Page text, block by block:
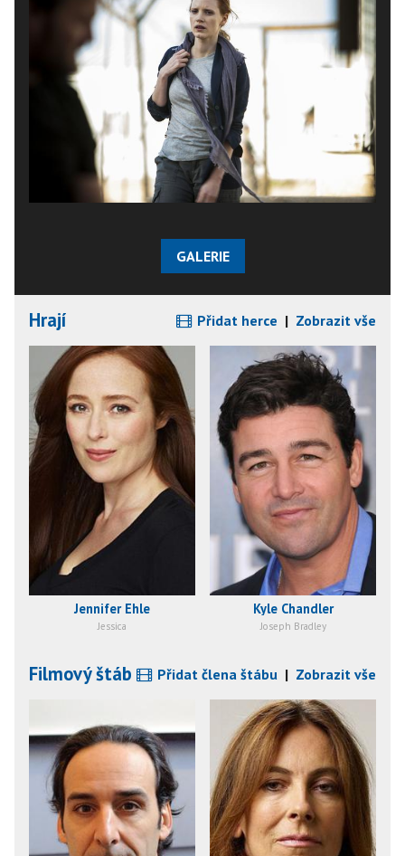
GALERIE
Hrají Přidat herce | Zobrazit vše
Jennifer Ehle
Jessica
Kyle Chandler
Joseph Bradley
Filmový štáb Přidat člena štábu | Zobrazit vše